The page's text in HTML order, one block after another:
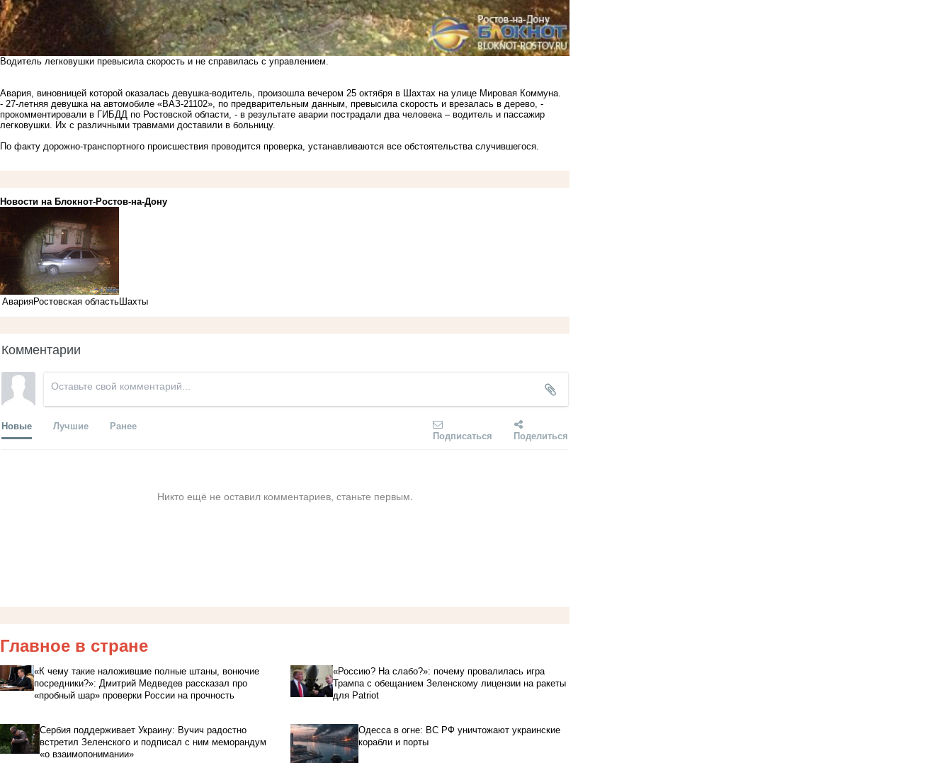
Водитель легковушки превысила скорость и не справилась с управлением.
Авария, виновницей которой оказалась девушка-водитель, произошла вечером 25 октября в Шахтах на улице Мировая Коммуна.
- 27-летняя девушка на автомобиле «ВАЗ-21102», по предварительным данным, превысила скорость и врезалась в дерево, -
прокомментировали в ГИБДД по Ростовской области, - в результате аварии пострадали два человека – водитель и пассажир
легковушки. Их с различными травмами доставили в больницу.
По факту дорожно-транспортного происшествия проводится проверка, устанавливаются все обстоятельства случившегося.
Новости на Блoкнoт-Ростов-на-Дону
АварияРостовская область Шахты
Комментарии
Новые Лучшие Ранее
Подписаться Поделиться
Никто ещё не оставил комментариев, станьте первым.
Главное в стране
«К чему такие наложившие полные штаны, вонючие
посредники?»: Дмитрий Медведев рассказал про
«пробный шар» проверки России на прочность
«Россию? На слабо?»: почему провалилась игра
Трампа с обещанием Зеленскому лицензии на ракеты
для Patriot
Сербия поддерживает Украину: Вучич радостно
встретил Зеленского и подписал с ним меморандум
«о взаимопонимании»
Одесса в огне: ВС РФ уничтожают украинские
корабли и порты